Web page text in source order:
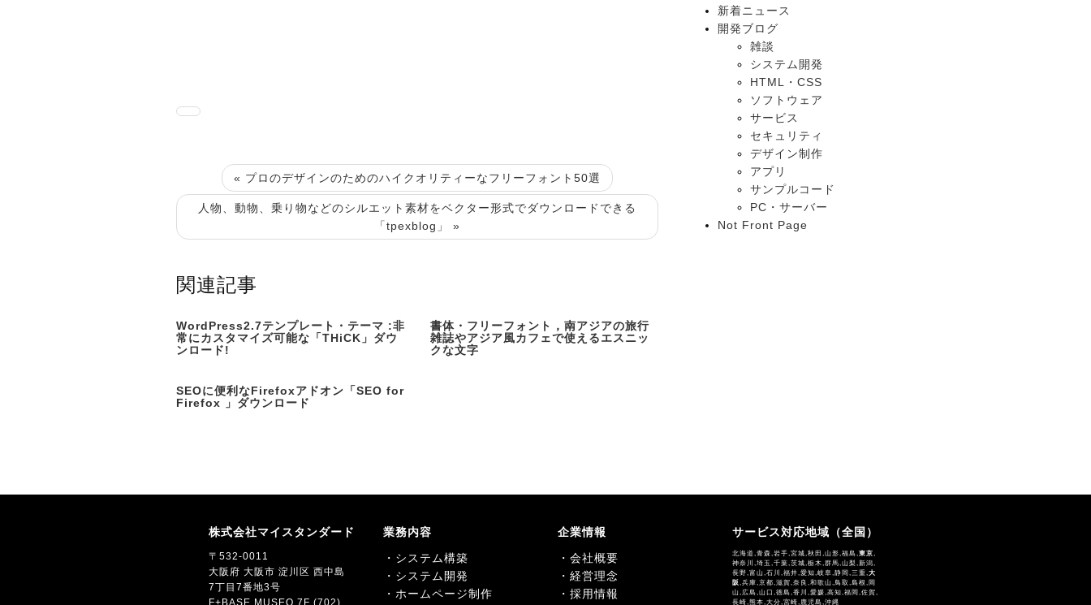
« プロのデザインのためのハイクオリティーなフリーフォント50選
人物、動物、乗り物などのシルエット素材をベクター形式でダウンロードできる
「tpexblog」 »
関連記事
WordPress2.7テンプレート・テーマ :非
常にカスタマイズ可能な「THiCK」ダウ
ンロード!
書体・フリーフォント，南アジアの旅行
雑誌やアジア風カフェで使えるエスニッ
クな文字
SEOに便利なFirefoxアドオン「SEO for
Firefox 」ダウンロード
新着ニュース
開発ブログ
雑談
システム開発
HTML・CSS
ソフトウェア
サービス
セキュリティ
デザイン制作
アプリ
サンプルコード
PC・サーバー
Not Front Page
株式会社マイスタンダード
〒532-0011
大阪府 大阪市 淀川区 西中島
7丁目7番地3号
業務内容
・システム構築
・システム開発
・ホームページ制作
企業情報
・会社概要
・経営理念
・採用情報
サービス対応地域（全国）
北海道,青森,岩手,宮城,秋田,山形,福島,東京,
神奈川,埼玉,千葉,茨城,栃木,群馬,山梨,新潟,
長野,富山,石川,福井,愛知,岐阜,静岡,三重,大
阪,兵庫,京都,滋賀,奈良,和歌山,鳥取,島根,岡
山,広島,山口,徳島,香川,愛媛,高知,福岡,佐賀,
長崎,熊本,大分,宮崎,鹿児島,沖縄